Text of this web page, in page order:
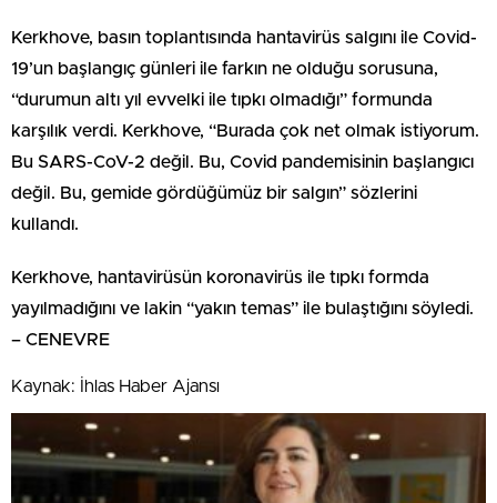
Kerkhove, basın toplantısında hantavirüs salgını ile Covid-
19’un başlangıç günleri ile farkın ne olduğu sorusuna,
“durumun altı yıl evvelki ile tıpkı olmadığı” formunda
karşılık verdi. Kerkhove, “Burada çok net olmak istiyorum.
Bu SARS-CoV-2 değil. Bu, Covid pandemisinin başlangıcı
değil. Bu, gemide gördüğümüz bir salgın” sözlerini
kullandı.
Kerkhove, hantavirüsün koronavirüs ile tıpkı formda
yayılmadığını ve lakin “yakın temas” ile bulaştığını söyledi.
– CENEVRE
Kaynak: İhlas Haber Ajansı